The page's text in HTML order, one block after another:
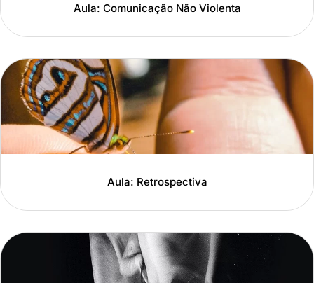
Aula: Comunicação Não Violenta
Aula: Retrospectiva